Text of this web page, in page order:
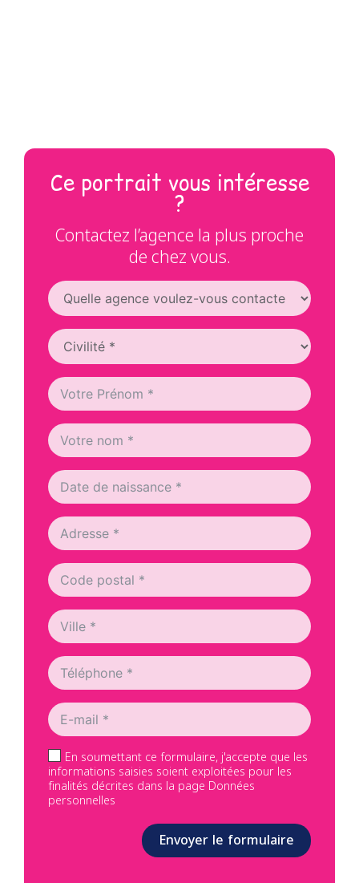
Ce portrait vous intéresse
?
Contactez l’agence la plus proche
de chez vous.
En soumettant ce formulaire, j'accepte que les
informations saisies soient exploitées pour les
finalités décrites dans la page Données
personnelles
Envoyer le formulaire